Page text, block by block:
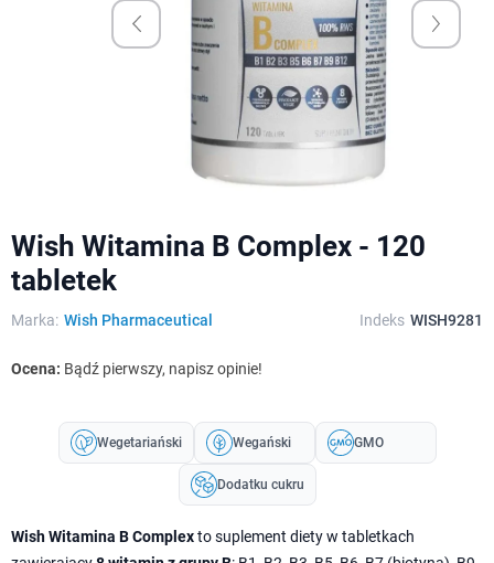
Wish Witamina B Complex - 120
tabletek
Marka: Wish Pharmaceutical Indeks WISH9281
Ocena: Bądź pierwszy, napisz opinie!
Wegetariański Wegański GMO
Dodatku cukru
Wish Witamina B Complexto suplement diety w tabletkach